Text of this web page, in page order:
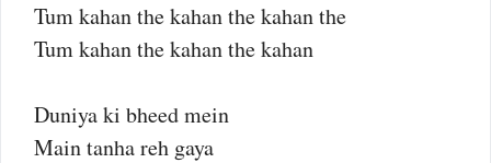
Tum kahan the kahan the kahan the
Tum kahan the kahan the kahan
Duniya ki bheed mein
Main tanha reh gaya